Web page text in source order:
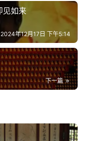
见如来
2024年12月17日 下午5:14
下一篇